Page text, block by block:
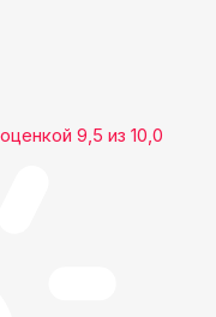
9,5 из 10,0